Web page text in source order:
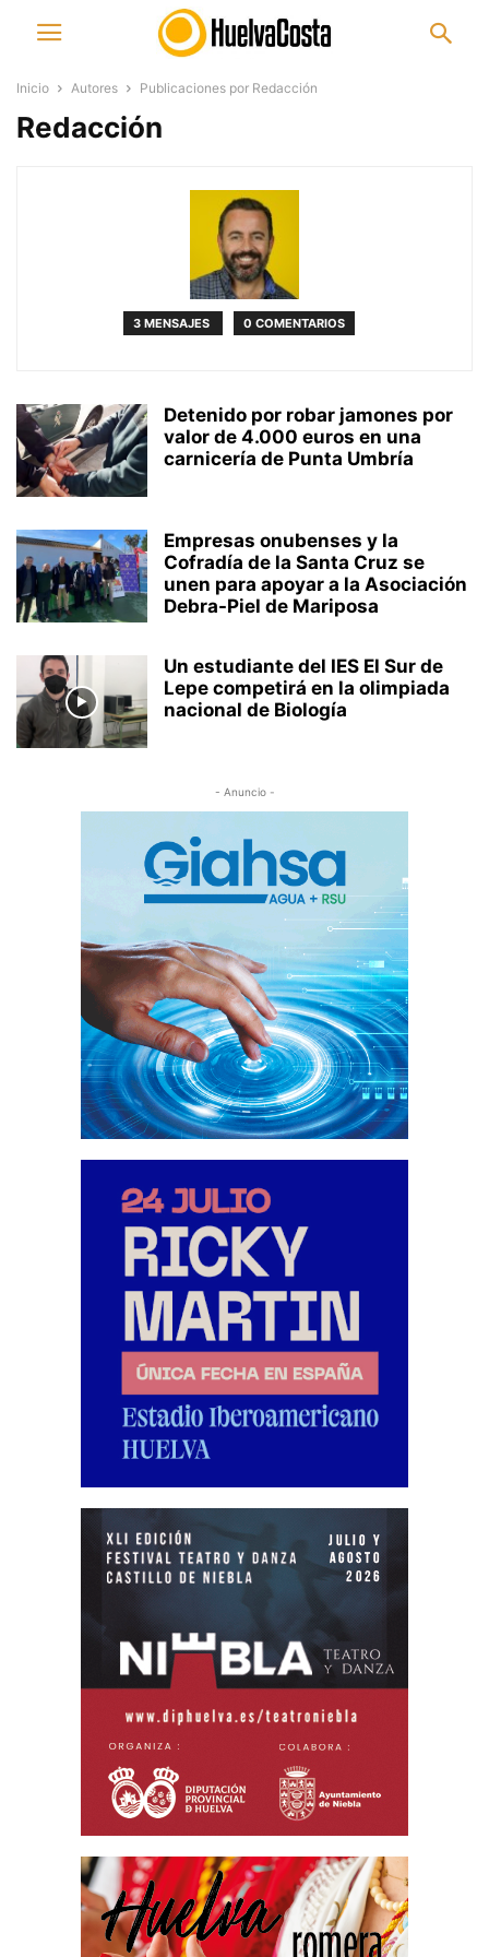
Inicio Autores Publicaciones por Redacción
Redacción
3 MENSAJES 0 COMENTARIOS
Detenido por robar jamones por
valor de 4.000 euros en una
carnicería de Punta Umbría
Empresas onubenses y la
Cofradía de la Santa Cruz se
unen para apoyar a la Asociación
Debra-Piel de Mariposa
Un estudiante del IES El Sur de
Lepe competirá en la olimpiada
nacional de Biología
- Anuncio -